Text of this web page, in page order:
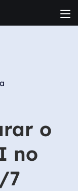
o
no
7